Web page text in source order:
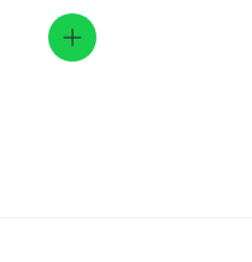
o sellos.